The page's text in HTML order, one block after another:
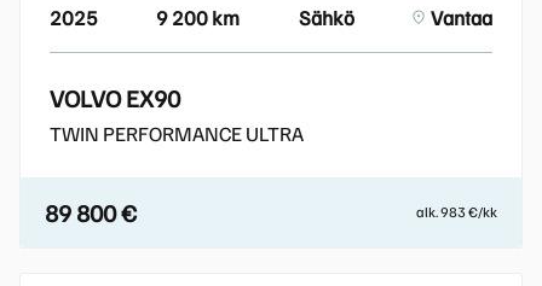
2025 9 200 km Sähkö Vantaa
VOLVO EX90
TWIN PERFORMANCE ULTRA
89 800 € alk. 983 €/kk